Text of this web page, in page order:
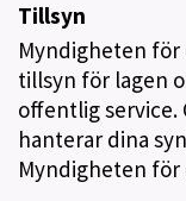
Tillsyn
Myndigheten
tillsyn för lagen
offentlig service.
hanterar dina
Myndigheten